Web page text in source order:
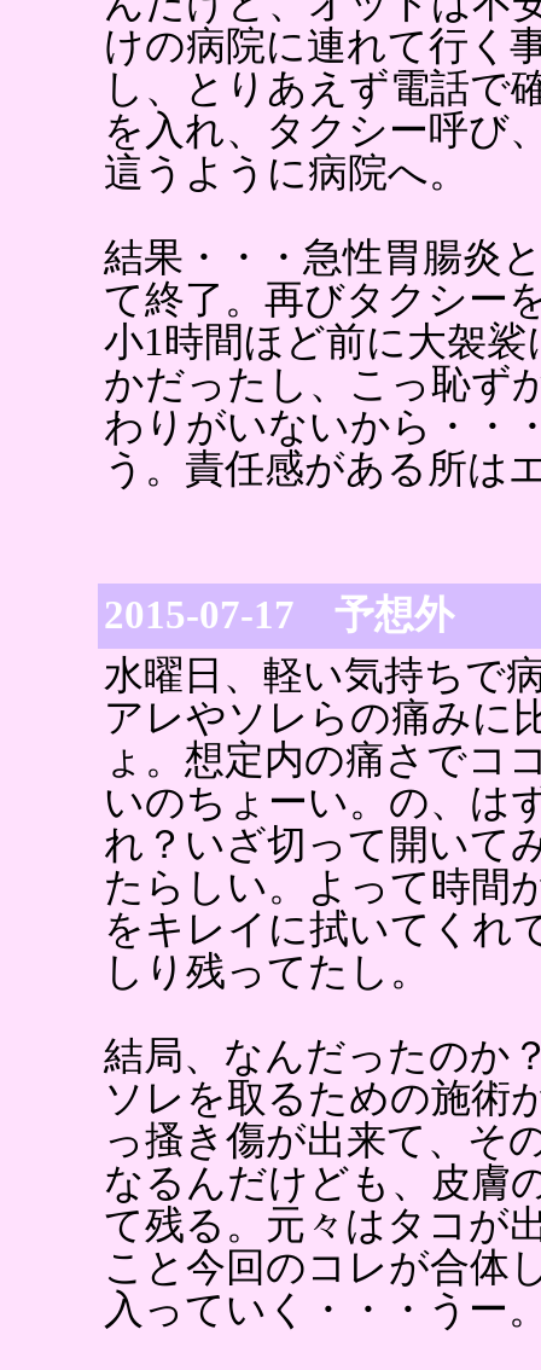
けの病院に連れて行く
し、とりあえず電話で
を入れ、タクシー呼び
這うように病院へ。
結果・・・急性胃腸炎
て終了。再びタクシー
小1時間ほど前に大袈
かだったし、こっ恥ず
わりがいないから・・
う。責任感がある所は
2015-07-17 予想外
水曜日、軽い気持ちで
アレやソレらの痛みに
ょ。想定内の痛さでコ
いのちょーい。の、は
れ？いざ切って開いて
たらしい。よって時間
をキレイに拭いてくれ
しり残ってたし。
結局、なんだったのか
ソレを取るための施術
っ搔き傷が出来て、そ
なるんだけども、皮膚
て残る。元々はタコが
こと今回のコレが合体
入っていく・・・うー